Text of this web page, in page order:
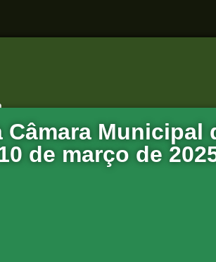
Municipal
de março de